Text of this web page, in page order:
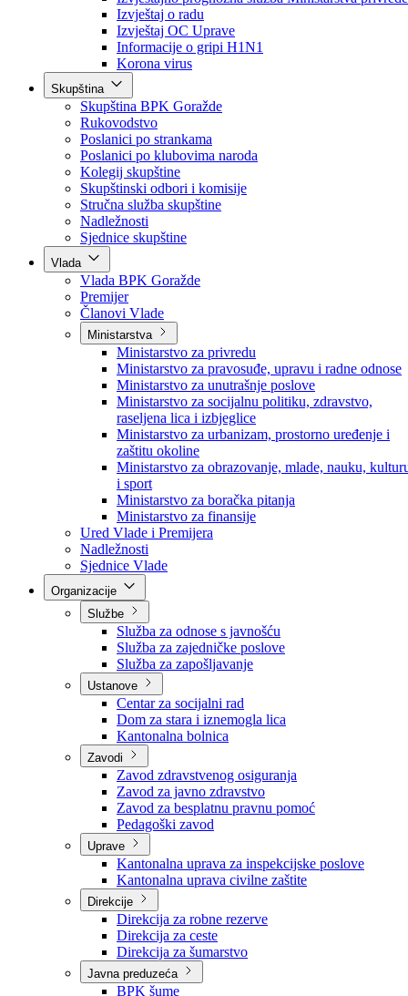
Obavještenja i izvještaji
Obavještenja Vlade
Izvještajno prognozna služba Ministarstva privrede
Izvještaj o radu
Izvještaj OC Uprave
Informacije o gripi H1N1
Korona virus
Skupština
Skupština BPK Goražde
Rukovodstvo
Poslanici po strankama
Poslanici po klubovima naroda
Kolegij skupštine
Skupštinski odbori i komisije
Stručna služba skupštine
Nadležnosti
Sjednice skupštine
Vlada
Vlada BPK Goražde
Premijer
Članovi Vlade
Ministarstva
Ministarstvo za privredu
Ministarstvo za pravosuđe, upravu i radne odnose
Ministarstvo za unutrašnje poslove
Ministarstvo za socijalnu politiku, zdravstvo,
raseljena lica i izbjeglice
Ministarstvo za urbanizam, prostorno uređenje i
zaštitu okoline
Ministarstvo za obrazovanje, mlade, nauku,
i sport
Ministarstvo za boračka pitanja
Ministarstvo za finansije
Ured Vlade i Premijera
Nadležnosti
Sjednice Vlade
Službe
Služba za odnose s javnošću
Služba za zajedničke poslove
Služba za zapošljavanje
Ustanove
Centar za socijalni rad
Dom za stara i iznemogla lica
Kantonalna bolnica
Zavodi
Zavod zdravstvenog osiguranja
Zavod za javno zdravstvo
Zavod za besplatnu pravnu pomoć
Pedagoški zavod
Uprave
Kantonalna uprava za inspekcijske poslove
Kantonalna uprava civilne zaštite
Direkcije
Direkcija za robne rezerve
Direkcija za ceste